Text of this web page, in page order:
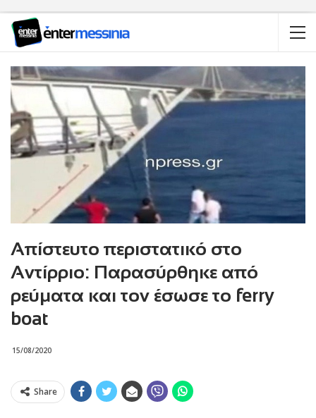
Απίστευτο περιστατικό στο
Αντίρριο: Παρασύρθηκε από
ρεύματα και τον έσωσε το ferry
boat
15/08/2020
Share